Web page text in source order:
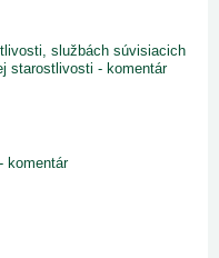
službách súvisiacich
starostlivosti - komentár
komentár